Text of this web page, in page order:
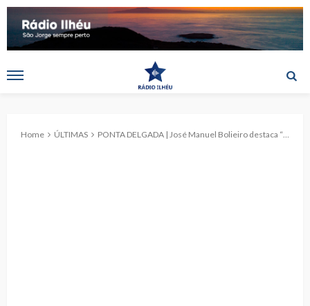
Home ÚLTIMAS PONTA DELGADA | José Manuel Bolieiro destaca “importância da prevenção” da corrupção e transparência administrativa